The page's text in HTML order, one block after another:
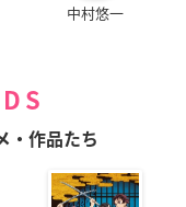
中村悠一
・作品たち